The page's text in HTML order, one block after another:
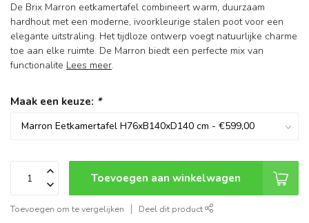
De Brix Marron eetkamertafel combineert warm, duurzaam
hardhout met een moderne, ivoorkleurige stalen poot voor een
elegante uitstraling. Het tijdloze ontwerp voegt natuurlijke charme
toe aan elke ruimte. De Marron biedt een perfecte mix van
functionalite Lees meer.
Maak een keuze: *
Toevoegen aan winkelwagen
Toevoegen om te vergelijken Deel dit product